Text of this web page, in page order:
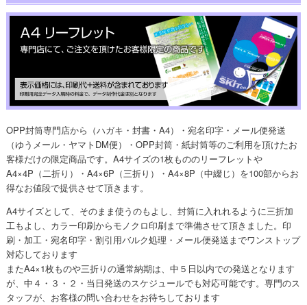
OPP封筒専門店から（ハガキ・封書・A4）・宛名印字・メール便発送
（ゆうメール・ヤマトDM便）・OPP封筒・紙封筒等のご利用を頂けたお
客様だけの限定商品です。A4サイズの1枚もののリーフレットや
A4×4P（二折り）・A4×6P（三折り）・A4×8P（中綴じ）を100部からお
得なお値段で提供させて頂きます。
A4サイズとして、そのまま使うのもよし、封筒に入れれるように三折加
工もよし、カラー印刷からモノクロ印刷まで準備させて頂きました。印
刷・加工・宛名印字・割引用バルク処理・メール便発送までワンストップ
対応しております
またA4×1枚ものや三折りの通常納期は、中５日以内での発送となります
が、中４・３・２・当日発送のスケジュールでも対応可能です。専門のス
タッフが、お客様の問い合わせをお待ちしております